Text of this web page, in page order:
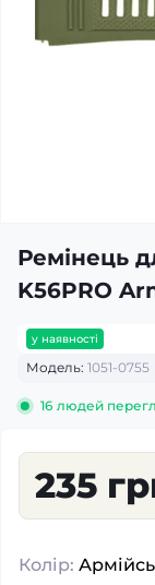
Ремінець
K56PRO
у наявності
Модель: 1051-0755
16 людей
235
Колір: